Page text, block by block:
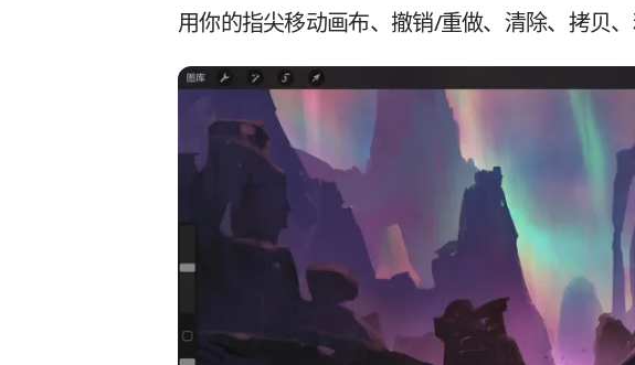
用你的指尖移动画布、撤销/重做、清除、拷贝